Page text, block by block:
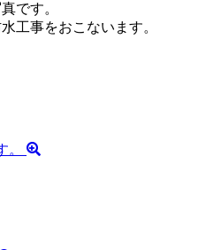
です。
工事をおこないます。